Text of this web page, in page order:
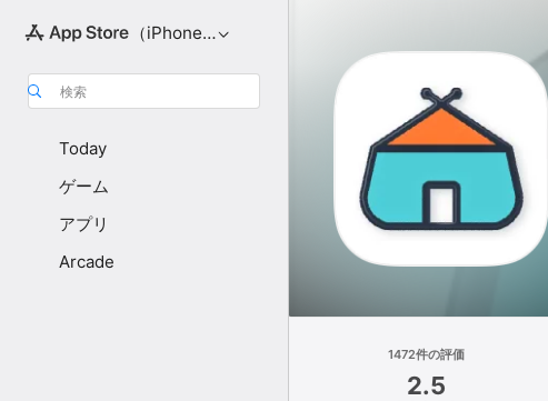
（iPhone向け）
検索
Today
ゲーム
アプリ
Arcade
1472件の評価
2.5